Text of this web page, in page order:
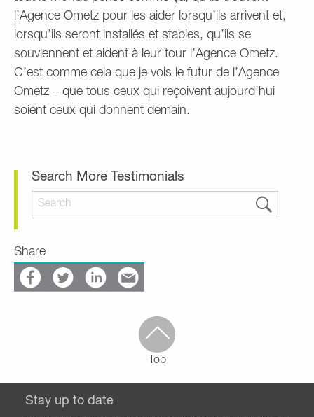
l’Agence Ometz pour les aider lorsqu’ils arrivent et,
lorsqu’ils seront installés et stables, qu’ils se
souviennent et aident à leur tour l’Agence Ometz.
C’est comme cela que je vois le futur de l’Agence
Ometz – que tous ceux qui reçoivent aujourd’hui
soient ceux qui donnent demain.
Search More Testimonials
Share
Top
Stay up to date